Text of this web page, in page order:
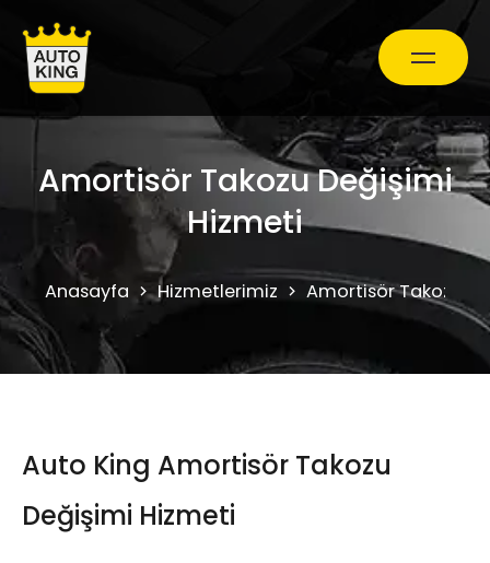
Araç Bakım ve Onarım
Oto Ekspertiz Hizmetleri
Kampanyalar
Randevu Al
Amortisör Takozu Değişimi
Hizmeti
Anasayfa Hizmetlerimiz Amortisör Takozu
Auto King Amortisör Takozu
Değişimi Hizmeti